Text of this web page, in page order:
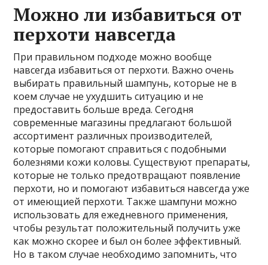
Можно ли избавиться от
перхоти навсегда
При правильном подходе можно вообще
навсегда избавиться от перхоти. Важно очень
выбирать правильный шампунь, которые не в
коем случае не ухудшить ситуацию и не
предоставить больше вреда. Сегодня
современные магазины предлагают большой
ассортимент различных производителей,
которые помогают справиться с подобными
болезнями кожи коловы. Существуют препараты,
которые не только предотвращают появление
перхоти, но и помогают избавиться навсегда уже
от имеющией перхоти. Также шампуни можно
использовать для ежедневного применения,
чтобы результат положительный получить уже
как можно скорее и был он более эффективный.
Но в таком случае необходимо запомнить, что